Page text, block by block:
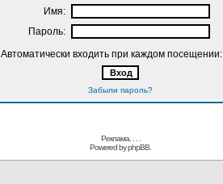
Имя:
Пароль:
Автоматически входить при каждом посещении:
Забыли пароль?
Реклама. . .
Powered byphpBB.